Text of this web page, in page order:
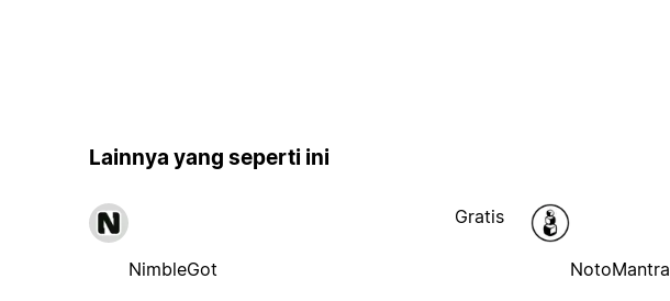
Lainnya yang seperti ini
NimbleGot
Gratis
NotoMantra